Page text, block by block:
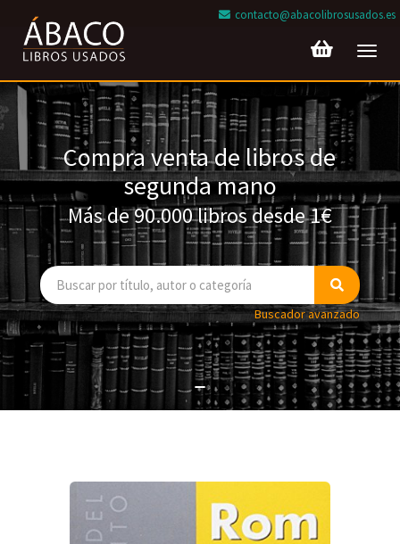
contacto@abacolibrosusados.es
Compra venta de libros de
segunda mano
Más de 90.000 libros desde 1€
Buscador avanzado